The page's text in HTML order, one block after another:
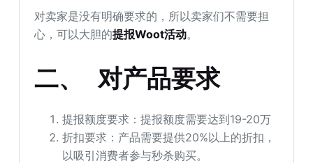
对卖家是没有明确要求的，所以卖家们不需要担
心，可以大胆的提报Woot活动。
二、 对产品要求
提报额度要求：提报额度需要达到19-20万
折扣要求：产品需要提供20%以上的折扣，
以吸引消费者参与秒杀购买。